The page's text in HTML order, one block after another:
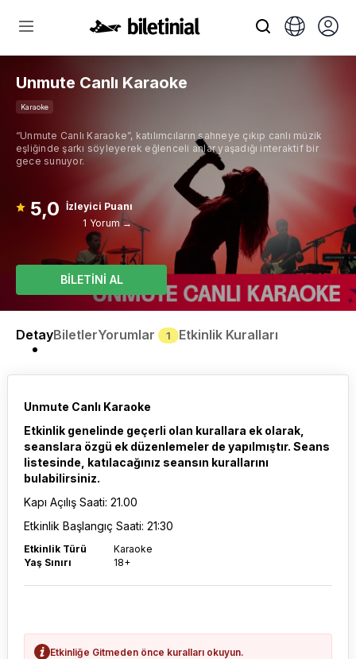
Unmute Canlı Karaoke
Karaoke
“Unmute Canlı Karaoke”, katılımcıların sahneye çıkıp canlı müzik
eşliğinde şarkı söyleyerek eğlenceli anlar yaşadığı interaktif bir
gece sunuyor.
5,0 İzleyici Puanı
1 Yorum →
BİLETİNİ AL
DetayBiletlerYorumlar 1 Etkinlik Kuralları
Unmute Canlı Karaoke
Etkinlik genelinde geçerli olan kurallara ek olarak,
seanslara özgü ek düzenlemeler de yapılmıştır. Seans
listesinde, katılacağınız seansın kurallarını
bulabilirsiniz.
Kapı Açılış Saati: 21.00
Etkinlik Başlangıç Saati: 21:30
Etkinlik Türü
Karaoke
Yaş Sınırı
18+
Etkinliğe Gitmeden önce kuralları okuyun.